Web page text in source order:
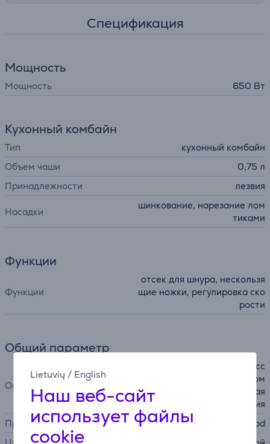
Lietuvių / English
Наш веб-сайт
использует файлы
cookie
Спецификация
Мощность
Мощность 650 Вт
Кухонный комбайн
Тип
кухонный комбайн
Объем чаши
0,75 л
Принадлежности
лезвия
Насадки
шинкование, нарезание лом
тиками
Функции
Функции
отсек для шнура, нескользя
щие ножки, регулировка ско
рости
Общий параметр
Особенности
импульсная функция, аксесс
уары можно мыть в посудом
оечной машине, компактная
конструкция
Производитель
Kenwood